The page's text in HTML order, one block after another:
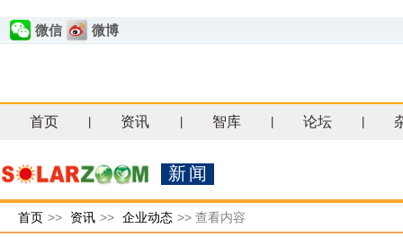
微信 微博
首页 资讯 智库 论坛
新闻
首页 >> 资讯 >> 企业动态 >> 查看内容